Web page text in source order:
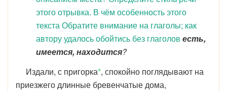
этого отрывка. В чём особенность этого
текста Обратите внимание на глаголы; как
автору удалось обойтись без глаголов есть,
имеется, находится?
Издали, с пригорка*, спокойно поглядывают на
приезжего длинные бревенчатые дома,